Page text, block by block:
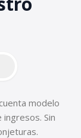
modelo
Sin